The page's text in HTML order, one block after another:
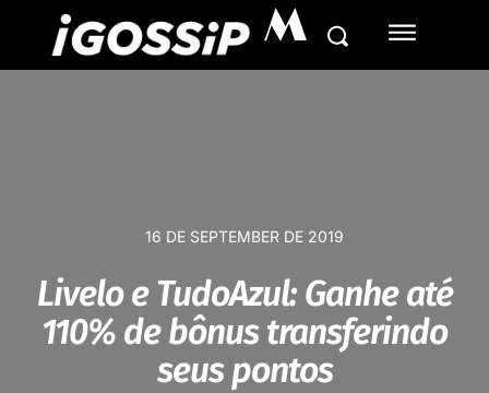
M
16 DE SEPTEMBER DE 2019
Livelo e TudoAzul: Ganhe até
110% de bônus transferindo
seus pontos